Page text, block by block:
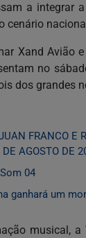
a integrar
cenário
Xand Avião
no
dos grandes
FRANCO E
AGOSTO DE
04
ganhará um
musical,